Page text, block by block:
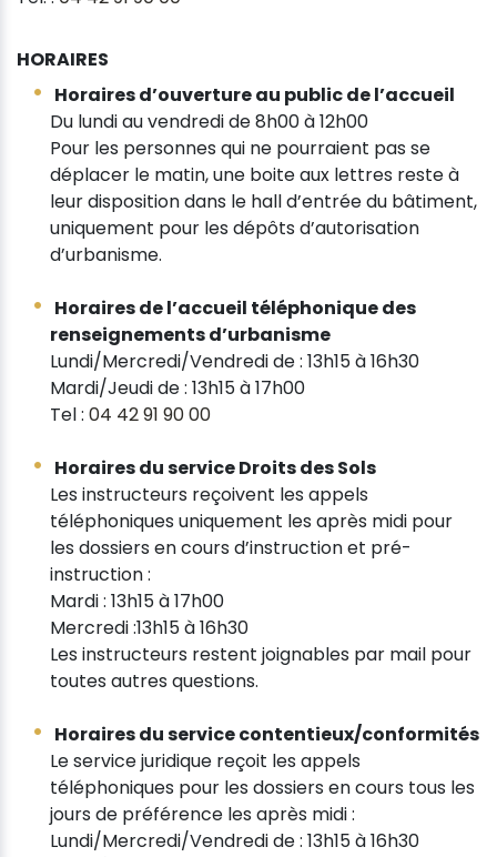
HORAIRES
Horaires d’ouverture au public de l’accueil
Du lundi au vendredi de 8h00 à 12h00
Pour les personnes qui ne pourraient pas se
déplacer le matin, une boite aux lettres reste à
leur disposition dans le hall d’entrée du bâtiment,
uniquement pour les dépôts d’autorisation
d’urbanisme.
Horaires de l’accueil téléphonique des
renseignements d’urbanisme
Lundi/Mercredi/Vendredi de : 13h15 à 16h30
Mardi/Jeudi de : 13h15 à 17h00
Tel : 04 42 91 90 00
Horaires du service Droits des Sols
Les instructeurs reçoivent les appels
téléphoniques uniquement les après midi pour
les dossiers en cours d’instruction et pré-
instruction :
Mardi : 13h15 à 17h00
Mercredi :13h15 à 16h30
Les instructeurs restent joignables par mail pour
toutes autres questions.
Horaires du service contentieux/conformités
Le service juridique reçoit les appels
téléphoniques pour les dossiers en cours tous les
jours de préférence les après midi :
Lundi/Mercredi/Vendredi de : 13h15 à 16h30